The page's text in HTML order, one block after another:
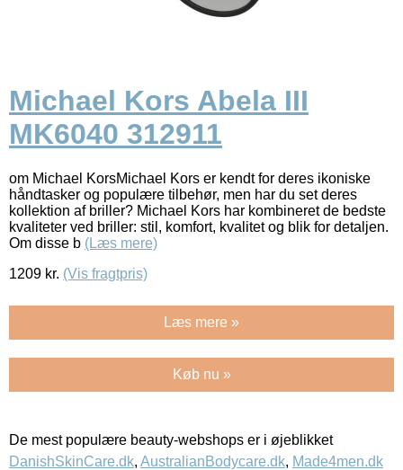
Michael Kors Abela III
MK6040 312911
om Michael KorsMichael Kors er kendt for deres ikoniske
håndtasker og populære tilbehør, men har du set deres
kollektion af briller? Michael Kors har kombineret de bedste
kvaliteter ved briller: stil, komfort, kvalitet og blik for detaljen.
Om disse b (Læs mere)
1209 kr. (Vis fragtpris)
Læs mere »
Køb nu »
De mest populære beauty-webshops er i øjeblikket
DanishSkinCare.dk, AustralianBodycare.dk, Made4men.dk